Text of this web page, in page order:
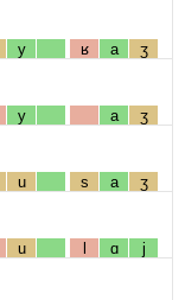
y ʁ a ʒ
y a ʒ
u s a ʒ
u l ɑ j